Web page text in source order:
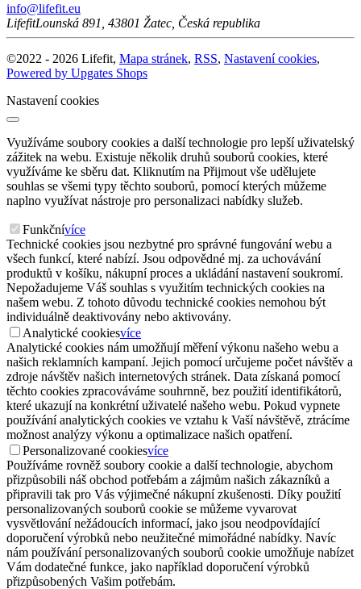
info@lifefit.eu
LifefitLounská 891 43801 Žatec Česká republika
©2022 - 2026 Lifefit, Mapa stránek, RSS, Nastavení cookies,
Powered by Upgates Shops
Nastavení cookies
Využíváme soubory cookies a další technologie pro lepší uživatelský
zážitek na webu. Existuje několik druhů souborů cookies, které
využíváme ke sběru dat. Kliknutím na Přijmout vše udělujete
souhlas se všemi typy těchto souborů, pomocí kterých můžeme
naplno využívat nástroje pro personalizaci nabídky služeb.
Funkčnívíce
Technické cookies jsou nezbytné pro správné fungování webu a
všech funkcí, které nabízí. Jsou odpovědné mj. za uchovávání
produktů v košíku, nákupní proces a ukládání nastavení soukromí.
Nepožadujeme Váš souhlas s využitím technických cookies na
našem webu. Z tohoto důvodu technické cookies nemohou být
individuálně deaktivovány nebo aktivovány.
Analytické cookiesvíce
Analytické cookies nám umožňují měření výkonu našeho webu a
našich reklamních kampaní. Jejich pomocí určujeme počet návštěv a
zdroje návštěv našich internetových stránek. Data získaná pomocí
těchto cookies zpracováváme souhrnně, bez použití identifikátorů,
které ukazují na konkrétní uživatelé našeho webu. Pokud vypnete
používání analytických cookies ve vztahu k Vaší návštěvě, ztrácíme
možnost analýzy výkonu a optimalizace našich opatření.
Personalizované cookiesvíce
Používáme rovněž soubory cookie a další technologie, abychom
přizpůsobili náš obchod potřebám a zájmům našich zákazníků a
připravili tak pro Vás výjimečné nákupní zkušenosti. Díky použití
personalizovaných souborů cookie se můžeme vyvarovat
vysvětlování nežádoucích informací, jako jsou neodpovídající
doporučení výrobků nebo neužitečné mimořádné nabídky. Navíc
nám používání personalizovaných souborů cookie umožňuje nabízet
Vám dodatečné funkce, jako například doporučení výrobků
přizpůsobených Vašim potřebám.